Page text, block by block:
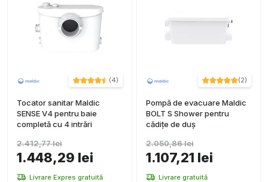
(4)
Tocator sanitar Maldic
SENSE V4 pentru baie
completă cu 4 intrări
1.448,29 lei
2.412,77 lei
Livrare Expres gratuită
(2)
Pompă de evacuare Maldic
BOLT S Shower pentru
cădițe de duș
1.107,21 lei
2.050,86 lei
Livrare gratuită